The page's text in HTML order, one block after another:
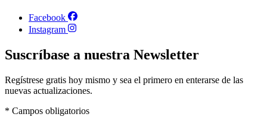
Facebook
Instagram
Suscríbase a nuestra Newsletter
Regístrese gratis hoy mismo y sea el primero en enterarse de las
nuevas actualizaciones.
* Campos obligatorios